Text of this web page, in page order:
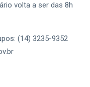
volta a ser das 8h
(14) 3235-9352